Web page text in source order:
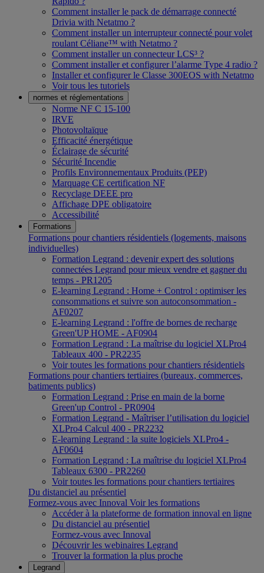
Comment installer le pack de démarrage connecté
Drivia with Netatmo ?
Comment installer un interrupteur connecté pour volet
roulant Céliane™ with Netatmo ?
Comment installer un connecteur LCS³ ?
Comment installer et configurer l’alarme Type 4 radio ?
Installer et configurer le Classe 300EOS with Netatmo
Voir tous les tutoriels
normes et réglementations
Norme NF C 15-100
IRVE
Photovoltaïque
Efficacité énergétique
Éclairage de sécurité
Sécurité Incendie
Profils Environnementaux Produits (PEP)
Marquage CE certification NF
Recyclage DEEE pro
Affichage DPE obligatoire
Accessibilité
Formations
Formations pour chantiers résidentiels (logements, maisons
individuelles)
Formation Legrand : devenir expert des solutions
connectées Legrand pour mieux vendre et gagner du
temps - PR1205
E-learning Legrand : Home + Control : optimiser les
consommations et suivre son autoconsommation -
AF0207
E-learning Legrand : l'offre de bornes de recharge
Green'UP HOME - AF0904
Formation Legrand : La maîtrise du logiciel XLPro4
Tableaux 400 - PR2235
Voir toutes les formations pour chantiers résidentiels
Formations pour chantiers tertiaires (bureaux, commerces,
batiments publics)
Formation Legrand : Prise en main de la borne
Green'up Control - PR0904
Formation Legrand - Maîtriser l’utilisation du logiciel
XLPro4 Calcul 400 - PR2232
E-learning Legrand : la suite logiciels XLPro4 -
AF0604
Formation Legrand : La maîtrise du logiciel XLPro4
Tableaux 6300 - PR2260
Voir toutes les formations pour chantiers tertiaires
Du distanciel au présentiel
Formez-vous avec Innoval Voir les formations
Accéder à la plateforme de formation innoval en ligne
Du distanciel au présentiel
Formez-vous avec Innoval
Découvrir les webinaires Legrand
Trouver la formation la plus proche
Legrand